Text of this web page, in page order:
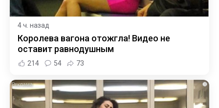
4 ч. назад
Королева вагона отожгла! Видео не
оставит равнодушным
214 54 73
i